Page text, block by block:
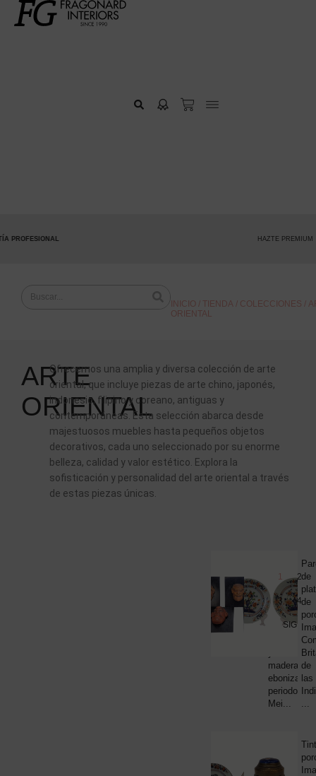
HAZTE PREMIUM
INICIO / TIENDA / COLECCIONES /
ORIENTAL
ARTE
ORIENTAL
Ofrecemos una amplia y diversa colección de arte
oriental, que incluye piezas de arte chino, japonés,
indonesio, filipino y coreano, antiguas y
contemporáneas. Esta selección abarca desde
majestuosos muebles hasta pequeños objetos
decorativos, cada uno seleccionado por su enorme
belleza, calidad y valor estético. Explora la
sofisticación y personalidad del arte oriental a través
de estas piezas únicas.
Juego
de
máscaras
Noh,
papel
madera
ebonizada,
periodo
Mei...
ARTE
de
de
de
las
de
platos
ARTE
1 2
3 4
SIG